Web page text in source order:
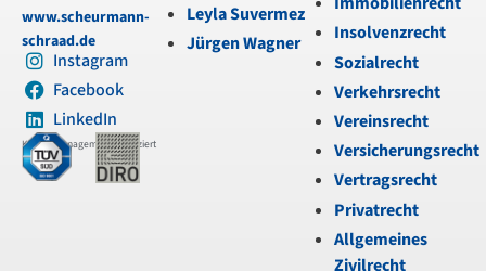
www.scheurmann-
schraad.de
Instagram
Facebook
LinkedIn
Kanzleimanagement zertifiziert
Leyla Suvermez
Jürgen Wagner
Insolvenzrecht
Sozialrecht
Verkehrsrecht
Vereinsrecht
Versicherungsrecht
Vertragsrecht
Privatrecht
Allgemeines
Zivilrecht